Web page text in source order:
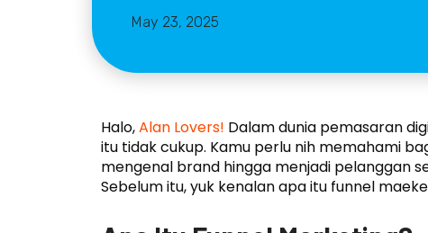
May 23, 2025
Halo,Alan Lovers! Dalam dunia pemasaran
itu tidak cukup. Kamu perlu nih memahami
mengenal brand hingga menjadi pelanggan
Sebelum itu, yuk kenalan apa itu funnel